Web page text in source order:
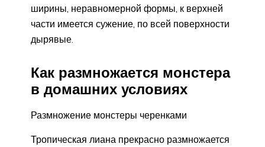
ширины, неравномерной формы, к верхней
части имеется сужение, по всей поверхности
дырявые.
Как размножается монстера
в домашних условиях
Размножение монстеры черенками
Тропическая лиана прекрасно размножается